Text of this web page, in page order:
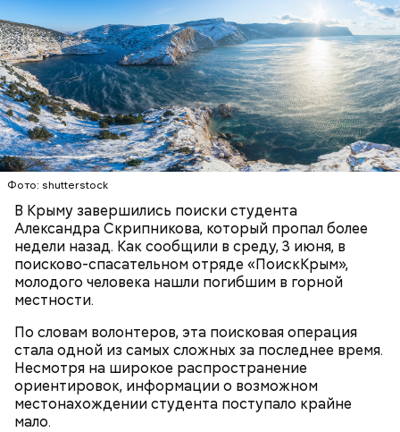
Фото: shutterstock
В Крыму завершились поиски студента
Александра Скрипникова, который пропал более
недели назад. Как сообщили в среду, 3 июня, в
поисково-спасательном отряде «ПоискКрым»,
молодого человека нашли погибшим в горной
местности.
По словам волонтеров, эта поисковая операция
стала одной из самых сложных за последнее время.
Несмотря на широкое распространение
ориентировок, информации о возможном
местонахождении студента поступало крайне
мало.
Блогеру грозило до семи лет лишения свободы.
— Мы съездили за витаминами, вернулись обратно,
поднялись домой. У него ухудшилось самочувствие
через сутки... Его увезли в больницу,
реанимировали, и там он скончался, — рассказывал
Миссюра на допросе.
Play
Video
Видео: пресс-служба ГСУ СК по Московской области
что яд могли добавить в бутылкунекие
недоброжелатели.